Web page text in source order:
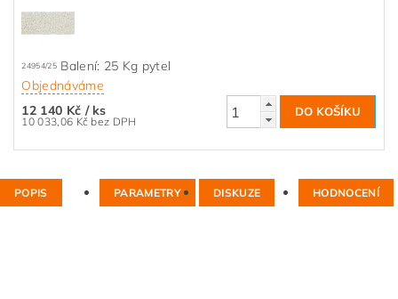
24954/25 Balení: 25 Kg pytel
Objednáváme
12 140 Kč / ks
10 033,06 Kč bez DPH
POPIS PARAMETRY DISKUZE HODNOCENÍ